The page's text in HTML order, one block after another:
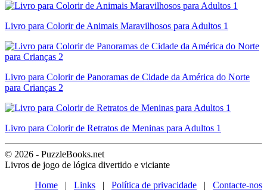
Livro para Colorir de Animais Maravilhosos para Adultos 1
Livro para Colorir de Panoramas de Cidade da América do Norte
para Crianças 2
Livro para Colorir de Retratos de Meninas para Adultos 1
© 2026 - PuzzleBooks.net
Livros de jogo de lógica divertido e viciante
Home | Links | Política de privacidade | Contacte-nos